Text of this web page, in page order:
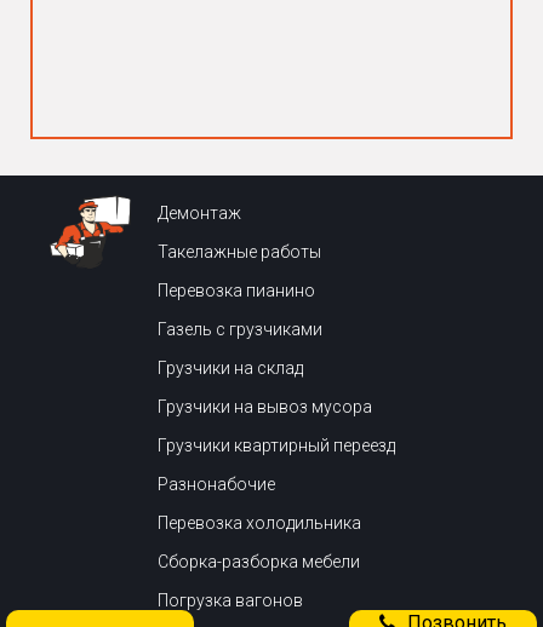
Демонтаж
Такелажные работы
Перевозка пианино
Газель с грузчиками
Грузчики на склад
Грузчики на вывоз мусора
Грузчики квартирный переезд
Разнонабочие
Перевозка холодильника
Сборка-разборка мебели
Погрузка вагонов